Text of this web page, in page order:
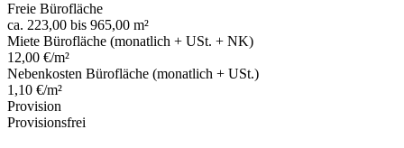
Freie Bürofläche
ca. 223,00 bis 965,00 m²
Miete Bürofläche (monatlich + USt. + NK)
12,00 €/m²
Nebenkosten Bürofläche (monatlich + USt.)
1,10 €/m²
Provision
Provisionsfrei